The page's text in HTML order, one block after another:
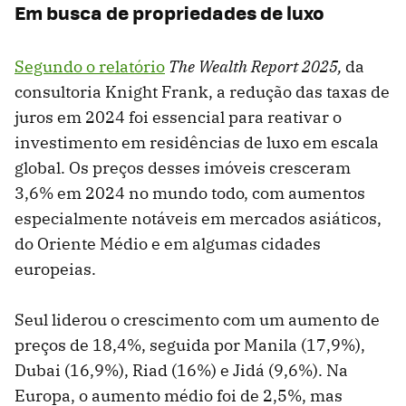
Em busca de propriedades de luxo
Segundo o relatório The Wealth Report 2025, da
consultoria Knight Frank, a redução das taxas de
juros em 2024 foi essencial para reativar o
investimento em residências de luxo em escala
global. Os preços desses imóveis cresceram
3,6% em 2024 no mundo todo, com aumentos
especialmente notáveis em mercados asiáticos,
do Oriente Médio e em algumas cidades
europeias.
Seul liderou o crescimento com um aumento de
preços de 18,4%, seguida por Manila (17,9%),
Dubai (16,9%), Riad (16%) e Jidá (9,6%). Na
Europa, o aumento médio foi de 2,5%, mas